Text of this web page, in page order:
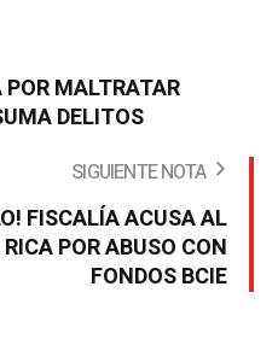
MALTRATAR
DELITOS
SIGUIENTE NOTA
FISCALÍA ACUSA AL
POR ABUSO CON
FONDOS BCIE